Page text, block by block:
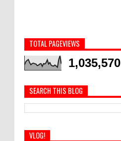
TOTAL PAGEVIEWS
1,035,570
SEARCH THIS BLOG
VLOG!